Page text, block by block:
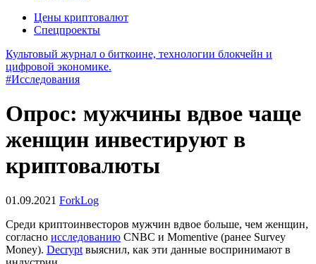
Цены криптовалют
Спецпроекты
Культовый журнал о биткоине, технологии блокчейн и
цифровой экономике.
#Исследования
Опрос: мужчины вдвое чаще
женщин инвестируют в
криптовалюты
01.09.2021 ForkLog
Среди криптоинвесторов мужчин вдвое больше, чем женщин,
согласно исследованию CNBC и Momentive (ранее Survey
Money). Decrypt выяснил, как эти данные воспринимают в